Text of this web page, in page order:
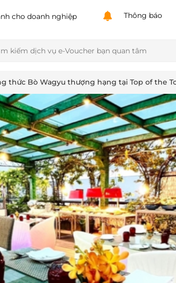
cho doanh nghiệp Thông báo
thức Bò Wagyu thượng hạng tại Top of the